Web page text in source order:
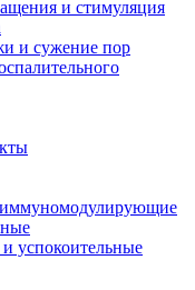
и стимуляция
и сужение пор
успокоительные